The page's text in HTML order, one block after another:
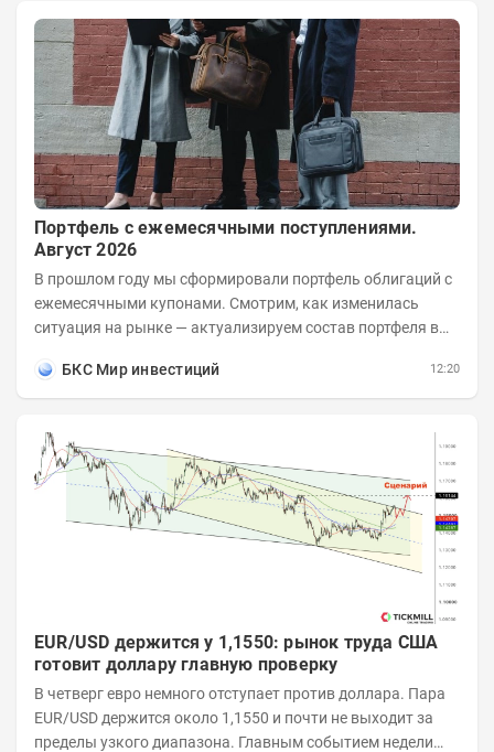
Портфель с ежемесячными поступлениями.
Август 2026
В прошлом году мы сформировали портфель облигаций с
ежемесячными купонами. Смотрим, как изменилась
ситуация на рынке — актуализируем состав портфеля в
БКС Мир инвестиций
12:20
EUR/USD держится у 1,1550: рынок труда США
готовит доллару главную проверку
В четверг евро немного отступает против доллара. Пара
EUR/USD держится около 1,1550 и почти не выходит за
пределы узкого диапазона. Главным событием недели